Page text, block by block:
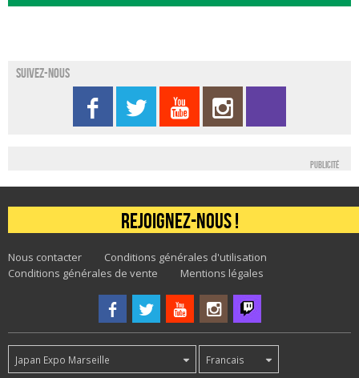
Suivez-nous
Publicité
Rejoignez-nous !
Nous contacter
Conditions générales d'utilisation
Conditions générales de vente
Mentions légales
Japan Expo Marseille Francais